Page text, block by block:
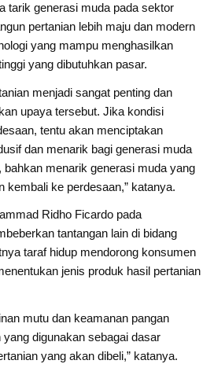
tarik generasi muda pada sektor
pertanian lebih maju dan modern
yang mampu menghasilkan
yang dibutuhkan pasar.
menjadi sangat penting dan
upaya tersebut. Jika kondisi
tentu akan menciptakan
dan menarik bagi generasi muda
bahkan menarik generasi muda yang
kembali ke perdesaan,” katanya.
Ridho Ficardo pada
tantangan lain di bidang
taraf hidup mendorong konsumen
jenis produk hasil pertanian
mutu dan keamanan pangan
digunakan sebagai dasar
yang akan dibeli,” katanya.